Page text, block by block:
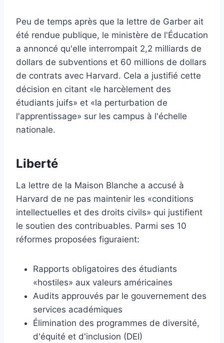
Peu de temps après que la lettre de Garber ait
été rendue publique, le ministère de l'Éducation
a annoncé qu'elle interrompait 2,2 milliards de
dollars de subventions et 60 millions de dollars
de contrats avec Harvard. Cela a justifié cette
décision en citant «le harcèlement des
étudiants juifs» et «la perturbation de
l'apprentissage» sur les campus à l'échelle
nationale.
Liberté
La lettre de la Maison Blanche a accusé à
Harvard de ne pas maintenir les «conditions
intellectuelles et des droits civils» qui justifient
le soutien des contribuables. Parmi ses 10
réformes proposées figuraient:
Rapports obligatoires des étudiants
«hostiles» aux valeurs américaines
Audits approuvés par le gouvernement des
services académiques
Élimination des programmes de diversité,
d'équité et d'inclusion (DEI)